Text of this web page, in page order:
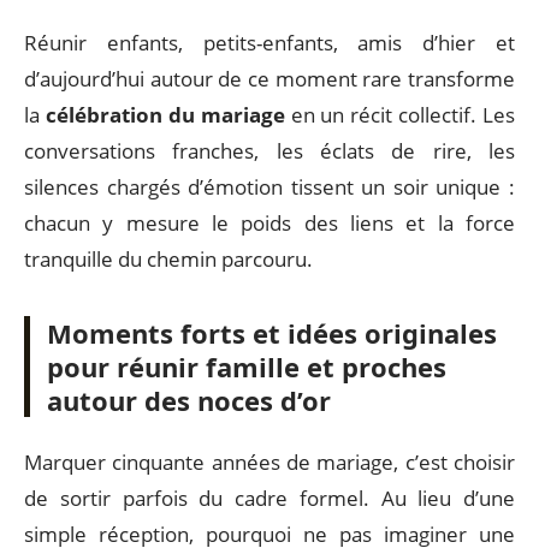
Réunir enfants, petits-enfants, amis d’hier et
d’aujourd’hui autour de ce moment rare transforme
la célébration du mariageen un récit collectif. Les
conversations franches, les éclats de rire, les
silences chargés d’émotion tissent un soir unique :
chacun y mesure le poids des liens et la force
tranquille du chemin parcouru.
Moments forts et idées originales
pour réunir famille et proches
autour des noces d’or
Marquer cinquante années de mariage, c’est choisir
de sortir parfois du cadre formel. Au lieu d’une
simple réception, pourquoi ne pas imaginer une